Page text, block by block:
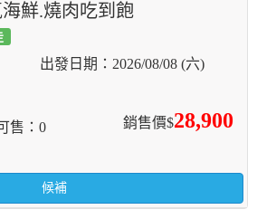
鮮.燒肉吃到飽
2026/08/08 (六)
銷售價$28,900
售 0
候補